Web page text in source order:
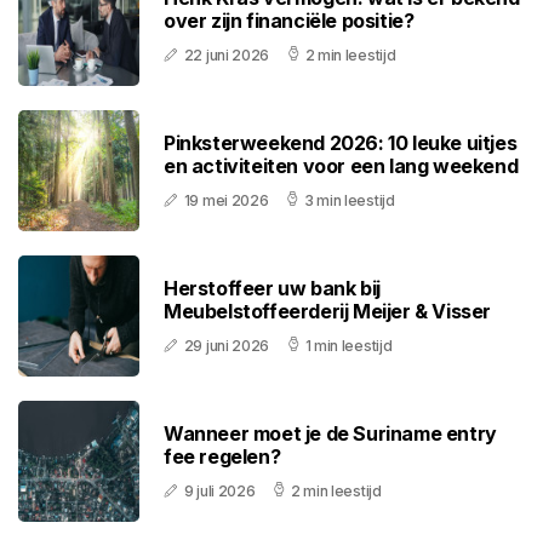
over zijn financiële positie?
22 juni 2026 2 min leestijd
Pinksterweekend 2026: 10 leuke uitjes
en activiteiten voor een lang weekend
19 mei 2026 3 min leestijd
Herstoffeer uw bank bij
Meubelstoffeerderij Meijer & Visser
29 juni 2026 1 min leestijd
Wanneer moet je de Suriname entry
fee regelen?
9 juli 2026 2 min leestijd